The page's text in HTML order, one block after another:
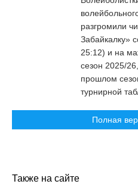
разгромили
Забайкалку»
25:12) и на
сезон 2025/
прошлом
турнирной
Полная
Также на сайте